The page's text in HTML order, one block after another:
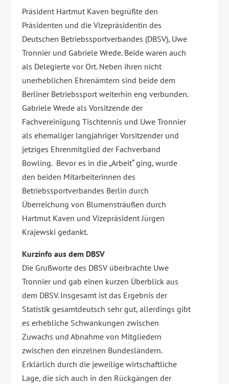
Präsident Hartmut Kaven begrüßte den
Präsidenten und die Vizepräsidentin des
Deutschen Betriebssportverbandes (DBSV), Uwe
Tronnier und Gabriele Wrede. Beide waren auch
als Delegierte vor Ort. Neben ihren nicht
unerheblichen Ehrenämtern sind beide dem
Berliner Betriebssport weiterhin eng verbunden.
Gabriele Wrede als Vorsitzende der
Fachvereinigung Tischtennis und Uwe Tronnier
als ehemaliger langjähriger Vorsitzender und
jetziges Ehrenmitglied der Fachverband
Bowling. Bevor es in die „Arbeit“ ging, wurde
den beiden Mitarbeiterinnen des
Betriebssportverbandes Berlin durch
Überreichung von Blumensträußen durch
Hartmut Kaven und Vizepräsident Jürgen
Krajewski gedankt.
Kurzinfo aus dem DBSV
Die Grußworte des DBSV überbrachte Uwe
Tronnier und gab einen kurzen Überblick aus
dem DBSV. Insgesamt ist das Ergebnis der
Statistik gesamtdeutsch sehr gut, allerdings gibt
es erhebliche Schwankungen zwischen
Zuwachs und Abnahme von Mitgliedern
zwischen den einzelnen Bundesländern.
Erklärlich durch die jeweilige wirtschaftliche
Lage, die sich auch in den Rückgängen der